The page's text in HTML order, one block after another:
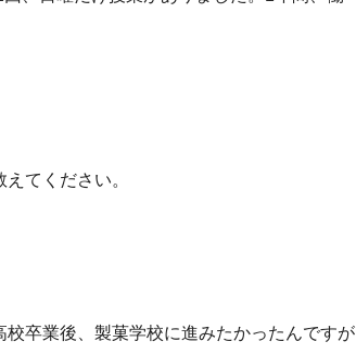
てください。
卒業後、製菓学校に進みたかったんですが